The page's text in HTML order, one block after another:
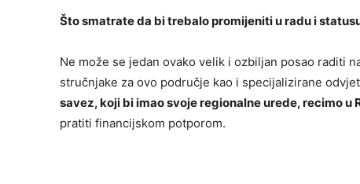
Što smatrate da bi trebalo promijeniti u radu i
Ne može se jedan ovako velik i ozbiljan posao raditi
stručnjake za ovo područje kao i specijalizirane
savez, koji bi imao svoje regionalne urede, recimo u
pratiti financijskom potporom.